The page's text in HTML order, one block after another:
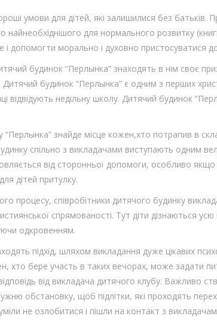
умови для дітей, які залишилися без батьків.
найнеобхіднішого для нормального розвитку
допомогти морально і духовно пристосуватися до
будинок “Перлынка” знаходять в нім своє
будинок “Перлынка” є одним з перших
відвідують недільну школу. Дитячий будинок
знайде місце кожен,хто потрапив в
спільно з викладачами виступають одним
від сторонньої допомоги, особливо
дітей притулку.
процесу, співробітники дитячого будинку
спрямованості. Тут діти дізнаються
одкровенням.
підхід, шляхом викладання дуже цікавих
хто бере участь в таких вечорах, може задати
від викладача дитячого клубу. Важливо
обстановку, щоб підлітки, які проходять
не озлобитися і пішли на контакт з